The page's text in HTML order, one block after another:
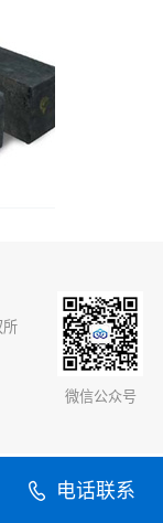
所
微信公众号
电话联系